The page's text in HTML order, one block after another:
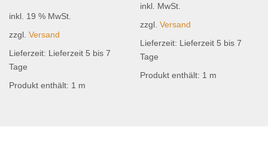
inkl. 19 % MwSt.
zzgl. Versand
Lieferzeit: Lieferzeit 5 bis 7
Tage
Produkt enthält: 1 m
inkl. MwSt.
zzgl. Versand
Lieferzeit: Lieferzeit 5 bis 7
Tage
Produkt enthält: 1 m